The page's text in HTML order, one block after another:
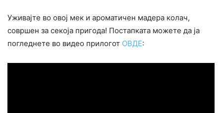
Уживајте во овој мек и ароматичен мадера колач,
совршен за секоја пригода! Постапката можете да ја
погледнете во видео прилогот ОВДЕ: